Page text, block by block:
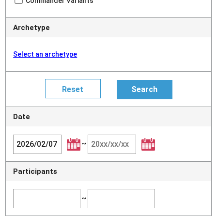
Archetype
Select an archetype
Date
~
Participants
~